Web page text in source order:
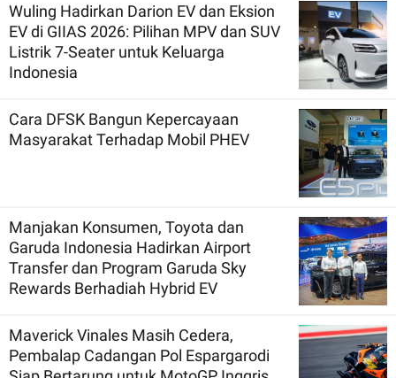
Wuling Hadirkan Darion EV dan Eksion
EV di GIIAS 2026: Pilihan MPV dan SUV
Listrik 7-Seater untuk Keluarga
Indonesia
Cara DFSK Bangun Kepercayaan
Masyarakat Terhadap Mobil PHEV
Manjakan Konsumen, Toyota dan
Garuda Indonesia Hadirkan Airport
Transfer dan Program Garuda Sky
Rewards Berhadiah Hybrid EV
Maverick Vinales Masih Cedera,
Pembalap Cadangan Pol Espargarodi